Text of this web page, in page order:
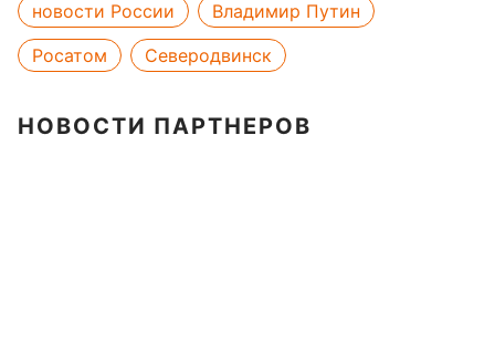
новости России
Владимир Путин
Росатом
Северодвинск
НОВОСТИ ПАРТНЕРОВ